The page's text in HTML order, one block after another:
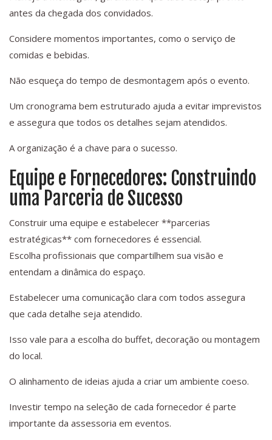
antes da chegada dos convidados.
Considere momentos importantes, como o serviço de
comidas e bebidas.
Não esqueça do tempo de desmontagem após o evento.
Um cronograma bem estruturado ajuda a evitar imprevistos
e assegura que todos os detalhes sejam atendidos.
A organização é a chave para o sucesso.
Equipe e Fornecedores: Construindo
uma Parceria de Sucesso
Construir uma equipe e estabelecer **parcerias
estratégicas** com fornecedores é essencial.
Escolha profissionais que compartilhem sua visão e
entendam a dinâmica do espaço.
Estabelecer uma comunicação clara com todos assegura
que cada detalhe seja atendido.
Isso vale para a escolha do buffet, decoração ou montagem
do local.
O alinhamento de ideias ajuda a criar um ambiente coeso.
Investir tempo na seleção de cada fornecedor é parte
importante da assessoria em eventos.